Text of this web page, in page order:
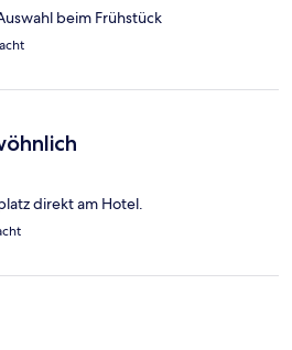
beim Frühstück
direkt am Hotel.